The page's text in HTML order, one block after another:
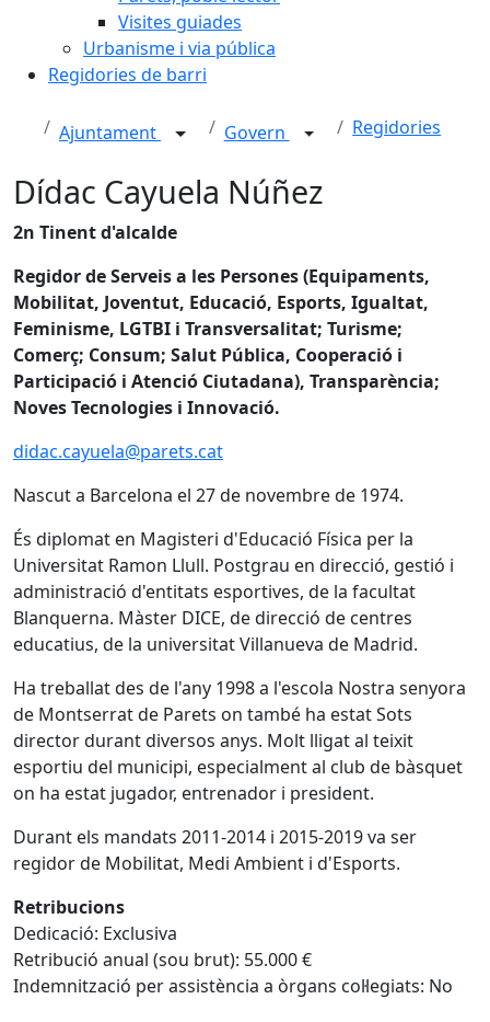
Visites guiades
Urbanisme i via pública
Regidories de barri
Ajuntament Govern Regidories
Dídac Cayuela Núñez
2n Tinent d'alcalde
Regidor de Serveis a les Persones (Equipaments,
Mobilitat, Joventut, Educació, Esports, Igualtat,
Feminisme, LGTBI i Transversalitat; Turisme;
Comerç; Consum; Salut Pública, Cooperació i
Participació i Atenció Ciutadana), Transparència;
Noves Tecnologies i Innovació.
didac.cayuela@parets.cat
Nascut a Barcelona el 27 de novembre de 1974.
És diplomat en Magisteri d'Educació Física per la
Universitat Ramon Llull. Postgrau en direcció, gestió i
administració d'entitats esportives, de la facultat
Blanquerna. Màster DICE, de direcció de centres
educatius, de la universitat Villanueva de Madrid.
Ha treballat des de l'any 1998 a l'escola Nostra senyora
de Montserrat de Parets on també ha estat Sots
director durant diversos anys. Molt lligat al teixit
esportiu del municipi, especialment al club de bàsquet
on ha estat jugador, entrenador i president.
Durant els mandats 2011-2014 i 2015-2019 va ser
regidor de Mobilitat, Medi Ambient i d'Esports.
Retribucions
Dedicació: Exclusiva
Retribució anual (sou brut): 55.000 €
Indemnització per assistència a òrgans col·legiats: No